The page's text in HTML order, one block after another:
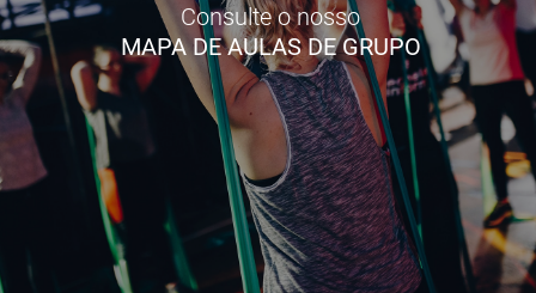
Consulte o nosso
MAPA DE AULAS DE GRUPO